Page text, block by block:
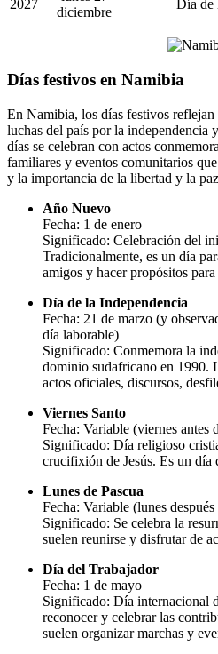
2027
diciembre
Día
Días festivos en Namibia
En Namibia, los días festivos
luchas del país por la independencia
días se celebran con actos
familiares y eventos comunitarios
y la importancia de la libertad y la
Año Nuevo
Fecha: 1 de enero
Significado: Celebración del
Tradicionalmente, es un día
amigos y hacer propósitos
Día de la Independencia
Fecha: 21 de marzo (y
día laborable)
Significado: Conmemora la
dominio sudafricano en 1990.
actos oficiales, discursos,
Viernes Santo
Fecha: Variable (viernes antes
Significado: Día religioso
crucifixión de Jesús. Es un día
Lunes de Pascua
Fecha: Variable (lunes
Significado: Se celebra la
suelen reunirse y disfrutar de
Día del Trabajador
Fecha: 1 de mayo
Significado: Día internacional
reconocer y celebrar las
suelen organizar marchas y